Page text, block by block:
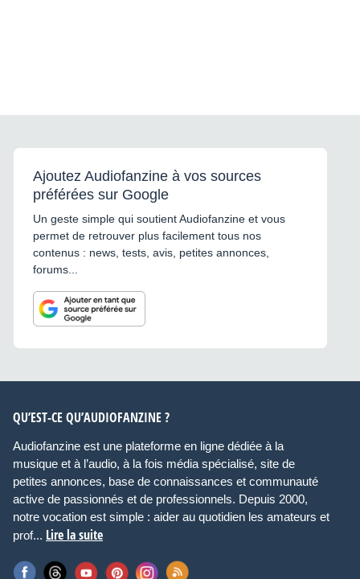
Ajoutez Audiofanzine à vos sources
préférées sur Google
Un geste simple qui soutient Audiofanzine et vous
permet de retrouver plus facilement tous nos
contenus : news, tests, avis, petites annonces,
forums...
QU’EST-CE QU’AUDIOFANZINE ?
Audiofanzine est une plateforme en ligne dédiée à la
musique et à l’audio, à la fois média spécialisé, site de
petites annonces, base de connaissances et communauté
active de passionnés et de professionnels. Depuis 2000,
notre vocation est simple : aider au quotidien les amateurs et
prof... Lire la suite